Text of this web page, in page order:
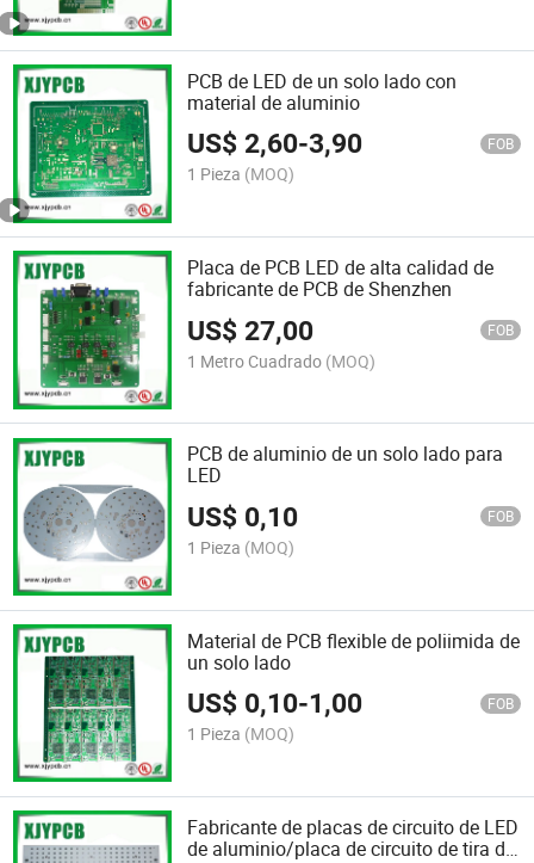
PCB de LED de un solo lado con
material de aluminio
US$2,60-3,90 FOB
1 Pieza (MOQ)
Placa de PCB LED de alta calidad de
fabricante de PCB de Shenzhen
US$27,00 FOB
1 Metro Cuadrado (MOQ)
PCB de aluminio de un solo lado para
LED
US$ 0,10 FOB
1 Pieza (MOQ)
Material de PCB flexible de poliimida de
un solo lado
US$ 0,10-1,00 FOB
1 Pieza (MOQ)
Fabricante de placas de circuito de LED
de aluminio/placa de circuito de tira de